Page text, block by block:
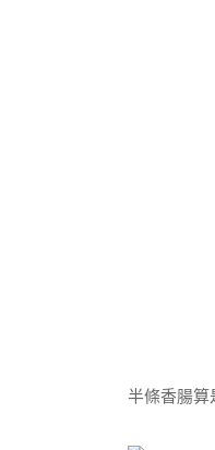
半條香腸算